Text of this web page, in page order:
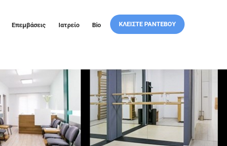
ΚΛΕΙΣΤΕ ΡΑΝΤΕΒΟΥ
Επεμβάσεις Ιατρείο Bio